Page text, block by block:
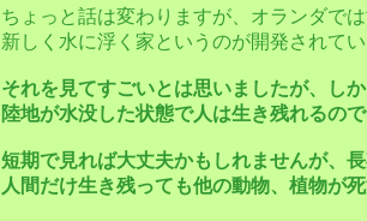
ちょっと話は変わりますが、オランダで
新しく水に浮く家というのが開発されて
それを見てすごいとは思いましたが、し
陸地が水没した状態で人は生き残れるの
短期で見れば大丈夫かもしれませんが、
人間だけ生き残っても他の動物、植物が